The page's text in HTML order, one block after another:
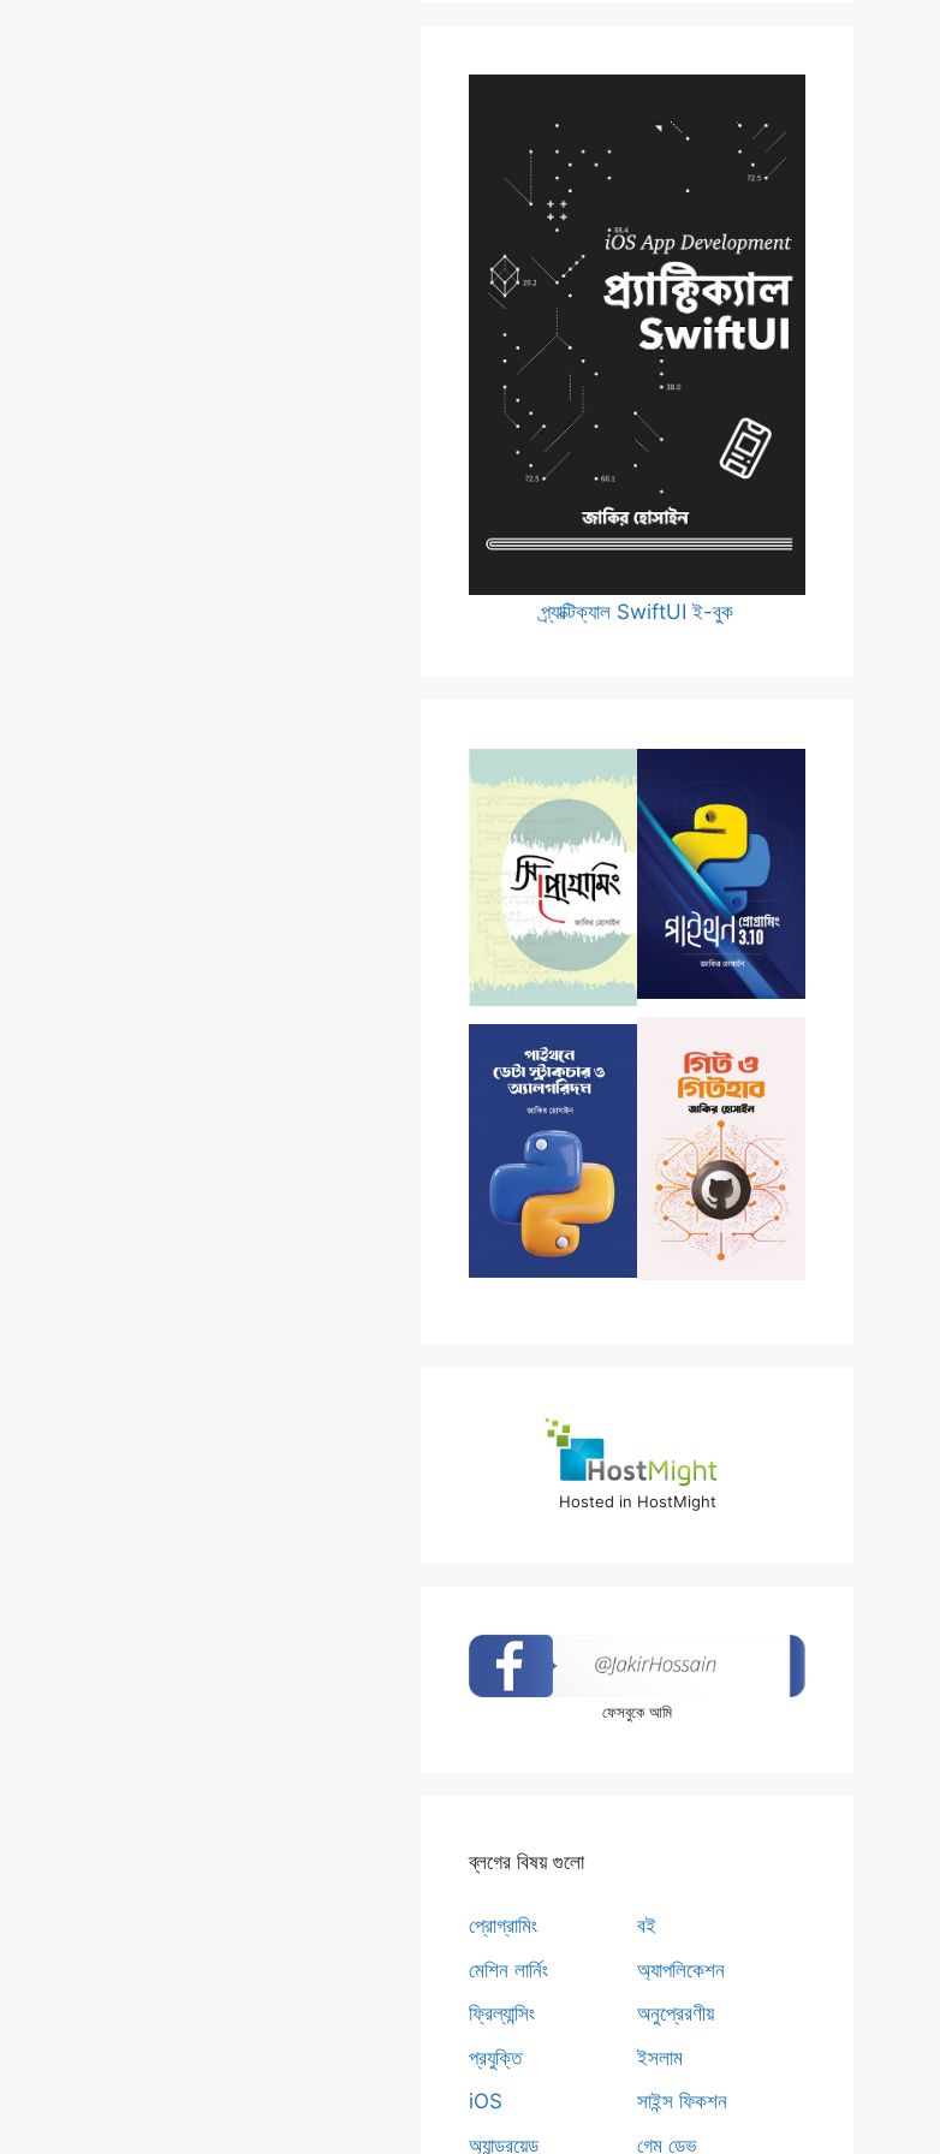
প্র্যাক্টিক্যাল SwiftUI ই-বুক
Hosted in HostMight
ফেসবুকে আমি
ব্লগের বিষয় গুলো
প্রোগ্রামিং
মেশিন লার্নিং
ফ্রিল্যান্সিং
প্রযুক্তি
iOS
অ্যান্ড্রয়েড
বই
অ্যাপলিকেশন
অনুপ্রেরণীয়
ইসলাম
সাইন্স ফিকশন
গেম ডেভ